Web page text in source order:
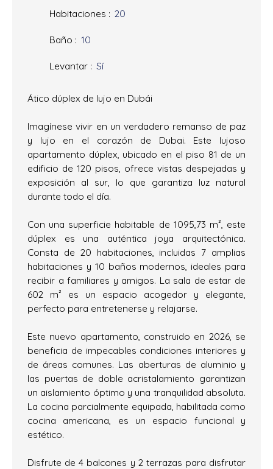
Habitaciones : 20
Baño : 10
Levantar : Sí
Ático dúplex de lujo en Dubái
Imagínese vivir en un verdadero remanso de paz
y lujo en el corazón de Dubai. Este lujoso
apartamento dúplex, ubicado en el piso 81 de un
edificio de 120 pisos, ofrece vistas despejadas y
exposición al sur, lo que garantiza luz natural
durante todo el día.
Con una superficie habitable de 1095,73 m², este
dúplex es una auténtica joya arquitectónica.
Consta de 20 habitaciones, incluidas 7 amplias
habitaciones y 10 baños modernos, ideales para
recibir a familiares y amigos. La sala de estar de
602 m² es un espacio acogedor y elegante,
perfecto para entretenerse y relajarse.
Este nuevo apartamento, construido en 2026, se
beneficia de impecables condiciones interiores y
de áreas comunes. Las aberturas de aluminio y
las puertas de doble acristalamiento garantizan
un aislamiento óptimo y una tranquilidad absoluta.
La cocina parcialmente equipada, habilitada como
cocina americana, es un espacio funcional y
estético.
Disfrute de 4 balcones y 2 terrazas para disfrutar